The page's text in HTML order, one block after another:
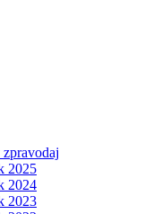
2025
2024
2023